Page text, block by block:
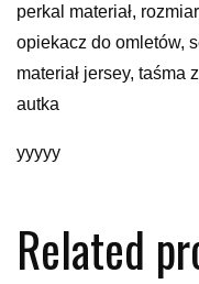
perkal materiał,
opiekacz do omletów,
materiał jersey, taśma
autka
yyyyy
Related